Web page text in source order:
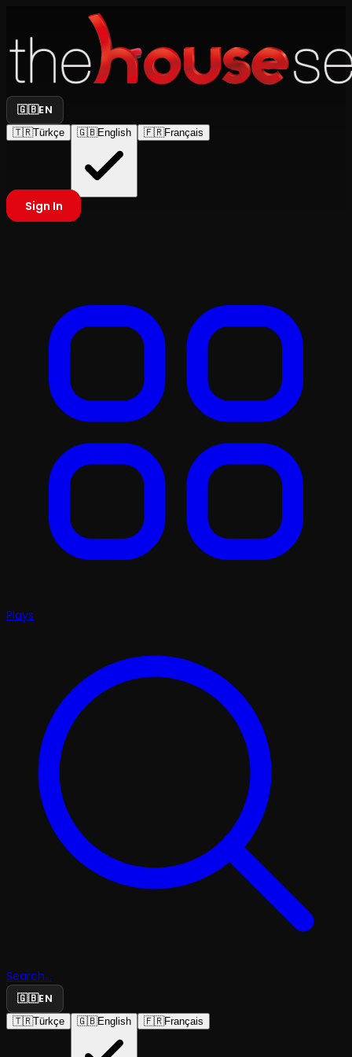
🇬🇧EN
🇹🇷Türkçe 🇬🇧English 🇫🇷Français
Sign In
Plays
Search...
🇬🇧EN
🇹🇷Türkçe 🇬🇧English 🇫🇷Français